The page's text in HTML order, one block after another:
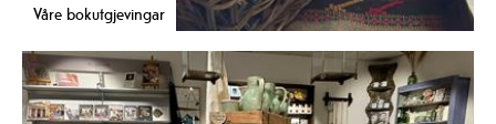
Våre bokutgjevingar